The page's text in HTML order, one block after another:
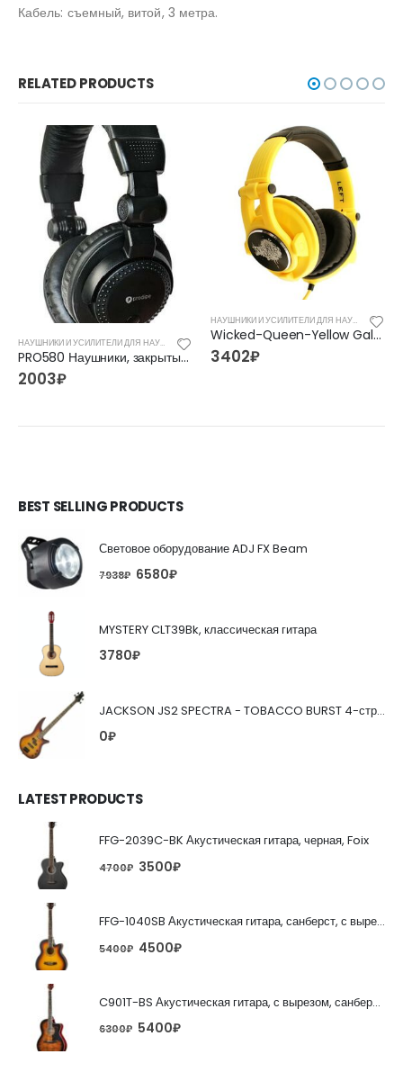
Кабель: съемный, витой, 3 метра.
RELATED PRODUCTS
НАУШНИКИ И УСИЛИТЕЛИ ДЛЯ НАУШНИКОВ
PRO580 Наушники, закрытые, Prodipe
2003₽
НАУШНИКИ И УСИЛИТЕЛИ ДЛЯ НАУШНИКОВ
Wicked-Queen-Yellow Galaxy Series Наушники накладные, полноразмерные, желтые, Fischer Audio
3402₽
BEST SELLING PRODUCTS
Световое оборудование ADJ FX Beam
7938₽ 6580₽
MYSTERY CLT39Bk, классическая гитара
3780₽
JACKSON JS2 SPECTRA - TOBACCO BURST 4-струнная бас-гитара
0₽
LATEST PRODUCTS
FFG-2039C-BK Акустическая гитара, черная, Foix
4700₽ 3500₽
FFG-1040SB Акустическая гитара, санберст, с вырезом, Foix
5400₽ 4500₽
C901T-BS Акустическая гитара, с вырезом, санберст, Caraya
6300₽ 5400₽